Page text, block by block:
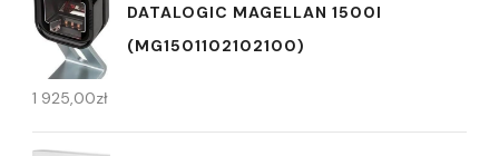
DATALOGIC MAGELLAN 1500I
(MG1501102102100)
1 925,00zł